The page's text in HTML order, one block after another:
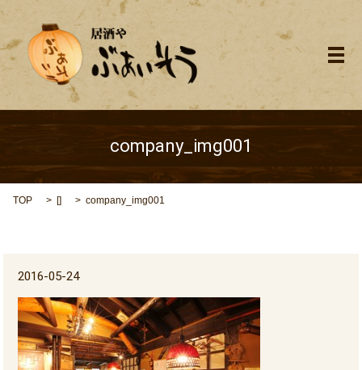
メ
company_img001
TOP [] company_img001
2016-05-24